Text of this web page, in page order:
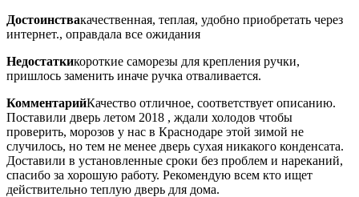
Достоинствакачественная, теплая, удобно приобретать через
интернет., оправдала все ожидания
Недостаткикороткие саморезы для крепления ручки,
пришлось заменить иначе ручка отваливается.
КомментарийКачество отличное, соответствует описанию.
Поставили дверь летом 2018 , ждали холодов чтобы
проверить, морозов у нас в Краснодаре этой зимой не
случилось, но тем не менее дверь сухая никакого конденсата.
Доставили в установленные сроки без проблем и нареканий,
спасибо за хорошую работу. Рекомендую всем кто ищет
действительно теплую дверь для дома.